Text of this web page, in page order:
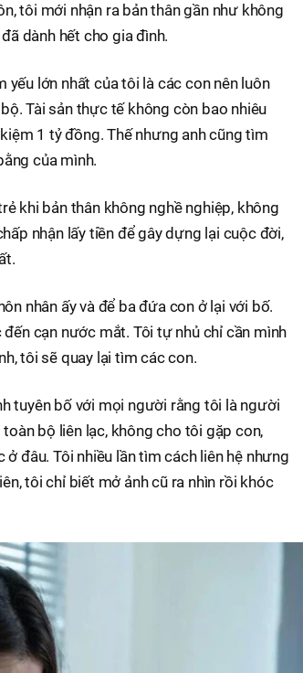
tôi mới nhận ra bản thân gần như không
dành hết cho gia đình.
yếu lớn nhất của tôi là các con nên luôn
Tài sản thực tế không còn bao nhiêu
1 tỷ đồng. Thế nhưng anh cũng tìm
của mình.
khi bản thân không nghề nghiệp, không
nhận lấy tiền để gây dựng lại cuộc đời,
nhân ấy và để ba đứa con ở lại với bố.
cạn nước mắt. Tôi tự nhủ chỉ cần mình
tôi sẽ quay lại tìm các con.
tuyên bố với mọi người rằng tôi là người
bộ liên lạc, không cho tôi gặp con,
đâu. Tôi nhiều lần tìm cách liên hệ nhưng
tôi chỉ biết mở ảnh cũ ra nhìn rồi khóc